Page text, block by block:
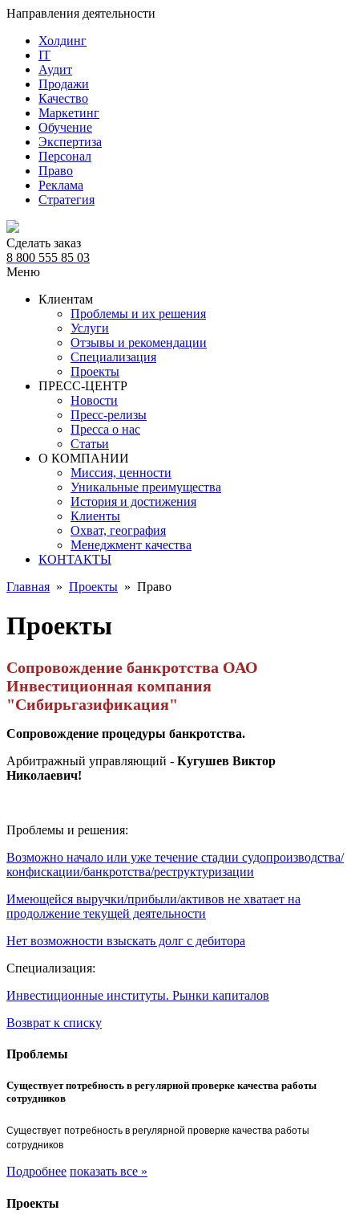
Направления деятельности
Холдинг
IT
Аудит
Продажи
Качество
Маркетинг
Обучение
Экспертиза
Персонал
Право
Реклама
Стратегия
Сделать заказ
8 800 555 85 03
Меню
Клиентам
Проблемы и их решения
Услуги
Отзывы и рекомендации
Специализация
Проекты
ПРЕСС-ЦЕНТР
Новости
Пресс-релизы
Пресса о нас
Статьи
О КОМПАНИИ
Миссия, ценности
Уникальные преимущества
История и достижения
Клиенты
Охват, география
Менеджмент качества
КОНТАКТЫ
Главная » Проекты » Право
Проекты
Сопровождение банкротства ОАО
Инвестиционная компания
"Сибирьгазификация"
Сопровождение процедуры банкротства.
Арбитражный управляющий - Кугушев Виктор
Николаевич!
Проблемы и решения:
Возможно начало или уже течение стадии судопроизводства/
конфискации/банкротства/реструктуризации
Имеющейся выручки/прибыли/активов не хватает на
продолжение текущей деятельности
Нет возможности взыскать долг с дебитора
Специализация:
Инвестиционные институты. Рынки капиталов
Возврат к списку
Проблемы
Существует потребность в регулярной проверке качества работы
сотрудников
Существует потребность в регулярной проверке качества работы
сотрудников
Подробнее показать все »
Проекты